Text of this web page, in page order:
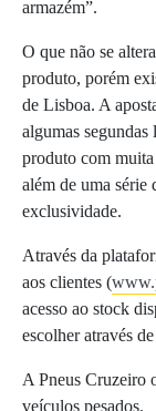
armazém”.
O que não se
produto, porém
de Lisboa. A
algumas segundas
produto com muita
além de uma série
exclusividade.
Através da
aos clientes (
acesso ao stock
escolher através
A Pneus Cruzeiro
veículos pesados.